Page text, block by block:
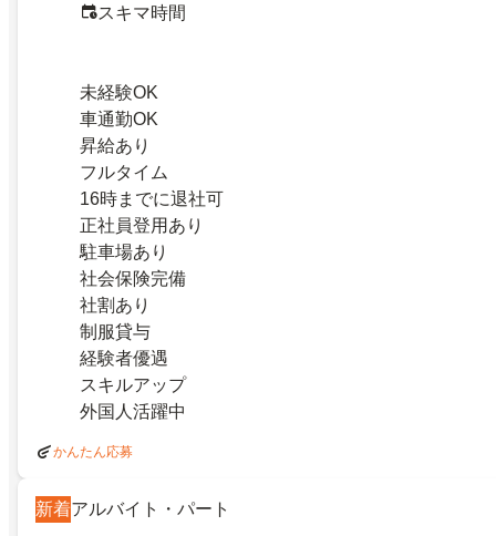
スキマ時間
未経験OK
車通勤OK
昇給あり
フルタイム
16時までに退社可
正社員登用あり
駐車場あり
社会保険完備
社割あり
制服貸与
経験者優遇
スキルアップ
外国人活躍中
かんたん応募
新着アルバイト・パート